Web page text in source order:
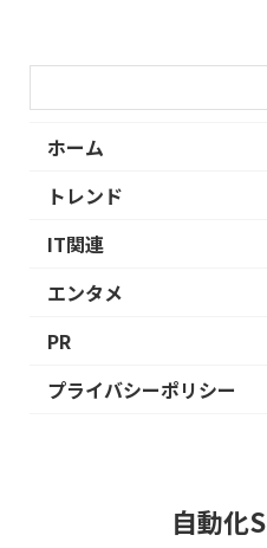
ホーム
トレンド
IT関連
エンタメ
PR
プライバシーポリシー
自動化